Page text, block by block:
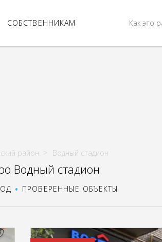
СОБСТВЕННИКАМ Как это
район Водный стадион
Водный стадион
ПРОВЕРЕННЫЕ ОБЪЕКТЫ